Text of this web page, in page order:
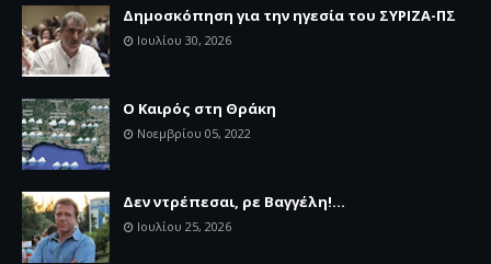
Δημοσκόπηση για την ηγεσία του ΣΥΡΙΖΑ-ΠΣ
Ιουλίου 30, 2026
Ο Καιρός στη Θράκη
Νοεμβρίου 05, 2022
Δεν ντρέπεσαι, ρε Βαγγέλη!...
Ιουλίου 25, 2026